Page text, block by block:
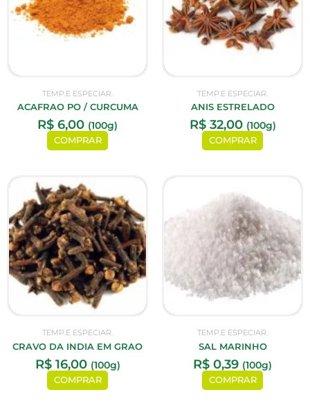
TEMP.E ESPECIAR.
ACAFRAO PO / CURCUMA
R$ 6,00 (100g)
COMPRAR
TEMP.E ESPECIAR.
ANIS ESTRELADO
R$32,00 (100g)
COMPRAR
TEMP.E ESPECIAR.
CRAVO DA INDIA EM GRAO
R$16,00 (100g)
COMPRAR
TEMP.E ESPECIAR.
SAL MARINHO
R$ 0,39 (100g)
COMPRAR